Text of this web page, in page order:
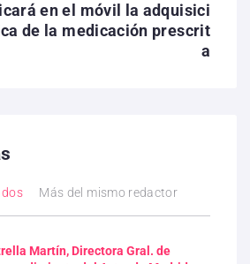
en el móvil la adquisici
de la medicación prescrit
a
Más del mismo redactor
Martín, Directora Gral. de